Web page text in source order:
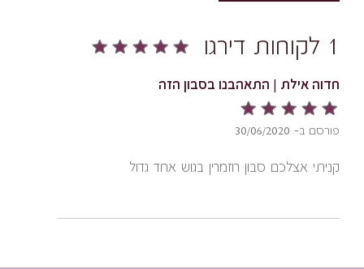
1 לקוחות דירגו
חדוה אילת | התאהבנו בסבון הזה
פורסם ב- 30/06/2020
קניתי אצלכם סבון רוזמרין בגוש אחד גדול